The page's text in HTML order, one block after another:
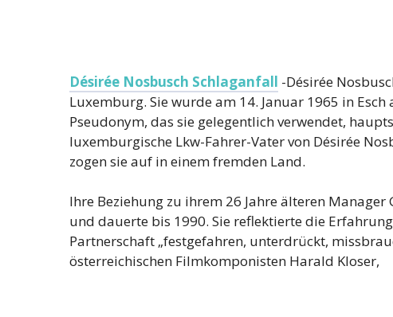
Désirée Nosbusch Schlaganfall -Désirée
Luxemburg. Sie wurde am 14. Januar 1965 in
Pseudonym, das sie gelegentlich verwendet,
luxemburgische Lkw-Fahrer-Vater von Désirée
zogen sie auf in einem fremden Land.
Ihre Beziehung zu ihrem 26 Jahre älteren Manager
und dauerte bis 1990. Sie reflektierte die
Partnerschaft „festgefahren, unterdrückt,
österreichischen Filmkomponisten Harald Kloser,